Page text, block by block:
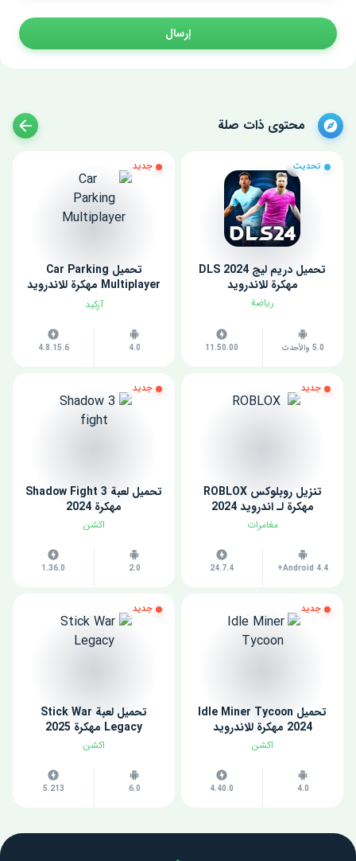
إرسال
محتوى ذات صلة
تحديث
تحميل دريم ليج 2024 DLS
مهكرة للاندرويد
رياضة
5.0 والأحدث 11.50.00
جديد
تحميل Car Parking
Multiplayer مهكرة للاندرويد
اخر اصدار
آركيد
4.0
4.8.15.6
جديد
تنزيل روبلوكس ROBLOX
مهكرة لـ اندرويد 2024
مغامرات
Android 4.4+
24.7.4
جديد
تحميل لعبة Shadow Fight 3
مهكرة 2024
اكشن
2.0
1.36.0
جديد
تحميل Idle Miner Tycoon
2024 مهكرة للاندرويد
اكشن
4.0
4.40.0
جديد
تحميل لعبة Stick War
Legacy مهكرة 2025
اكشن
6.0
5.213